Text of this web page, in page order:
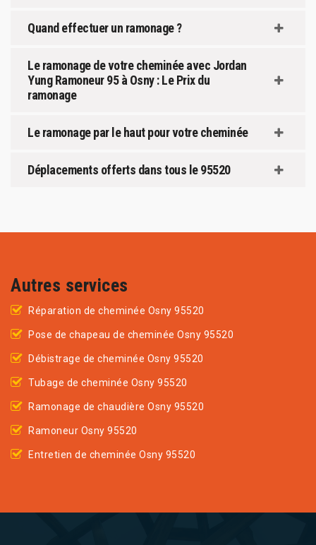
Quand effectuer un ramonage ?
Le ramonage de votre cheminée avec Jordan
Yung Ramoneur 95 à Osny : Le Prix du
ramonage
Le ramonage par le haut pour votre cheminée
Déplacements offerts dans tous le 95520
Autres services
Réparation de cheminée Osny 95520
Pose de chapeau de cheminée Osny 95520
Débistrage de cheminée Osny 95520
Tubage de cheminée Osny 95520
Ramonage de chaudière Osny 95520
Ramoneur Osny 95520
Entretien de cheminée Osny 95520